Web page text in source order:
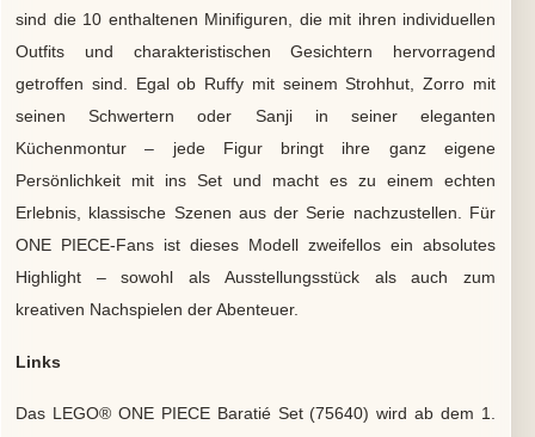
sind die 10 enthaltenen Minifiguren, die mit ihren individuellen
Outfits und charakteristischen Gesichtern hervorragend
getroffen sind. Egal ob Ruffy mit seinem Strohhut, Zorro mit
seinen Schwertern oder Sanji in seiner eleganten
Küchenmontur – jede Figur bringt ihre ganz eigene
Persönlichkeit mit ins Set und macht es zu einem echten
Erlebnis, klassische Szenen aus der Serie nachzustellen. Für
ONE PIECE-Fans ist dieses Modell zweifellos ein absolutes
Highlight – sowohl als Ausstellungsstück als auch zum
kreativen Nachspielen der Abenteuer.
Links
Das LEGO® ONE PIECE Baratié Set (75640) wird ab dem 1.